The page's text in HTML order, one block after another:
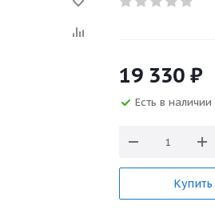
19 330 ₽
Есть в наличии